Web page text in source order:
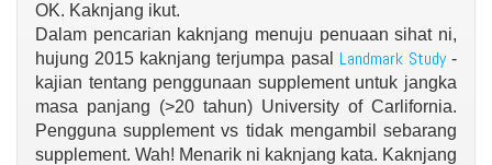
OK. Kaknjang ikut.
Dalam pencarian kaknjang menuju penuaan sihat ni,
hujung 2015 kaknjang terjumpa pasal Landmark Study-
kajian tentang penggunaan supplement untuk jangka
masa panjang (>20 tahun) University of Carlifornia.
Pengguna supplement vs tidak mengambil sebarang
supplement. Wah! Menarik ni kaknjang kata. Kaknjang